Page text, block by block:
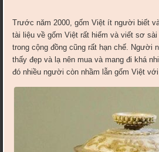
Trước năm 2000, gốm Việt ít người biết
tài liệu về gốm Việt rất hiếm và viết sơ
trong cộng đồng cũng rất hạn chế. Người
thấy đẹp và lạ nên mua và mang đi khá
đó nhiều người còn nhầm lẫn gốm Việt với